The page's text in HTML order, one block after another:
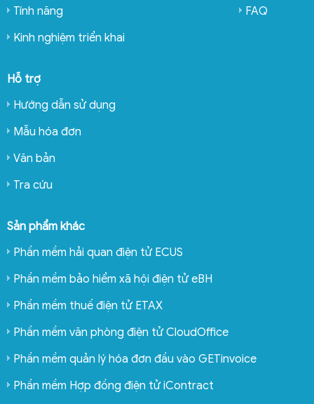
Tính năng
Kinh nghiệm triển khai
FAQ
Hỗ trợ
Hướng dẫn sử dụng
Mẫu hóa đơn
Văn bản
Tra cứu
Sản phẩm khác
Phần mềm hải quan điện tử ECUS
Phần mềm bảo hiểm xã hội điện tử eBH
Phần mềm thuế điện tử ETAX
Phần mềm văn phòng điện tử CloudOffice
Phần mềm quản lý hóa đơn đầu vào GETinvoice
Phần mềm Hợp đồng điện tử iContract